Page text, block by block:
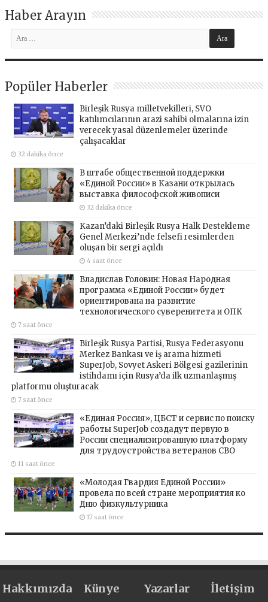
Haber Arayın
Popüler Haberler
Birleşik Rusya milletvekilleri, SVO
katılımcılarının arazi sahibi olmalarına izin
verecek yasal düzenlemeler üzerinde
çalışacaklar
32 dakika önce
В штабе общественной поддержки
«Единой России» в Казани открылась
выставка философской живописи
32 dakika önce
Kazan’daki Birleşik Rusya Halk Destekleme
Genel Merkezi’nde felsefi resimlerden
oluşan bir sergi açıldı
4 saat önce
Владислав Головин: Новая Народная
программа «Единой России» будет
ориентирована на развитие
технологического суверенитета и ОПК
7 saat önce
Birleşik Rusya Partisi, Rusya Federasyonu
Merkez Bankası ve iş arama hizmeti
SuperJob, Sovyet Askeri Bölgesi gazilerinin
istihdamı için Rusya’da ilk uzmanlaşmış
platformu oluşturacak
7 saat önce
«Единая Россия», ЦБСТ и сервис по поиску
работы SuperJob создадут первую в
России специализированную платформу
для трудоустройства ветеранов СВО
11 saat önce
«Молодая Гвардия Единой России»
провела по всей стране мероприятия ко
Дню физкультурника
17 saat önce
Hakkımızda Künye Yazarlar İletişim